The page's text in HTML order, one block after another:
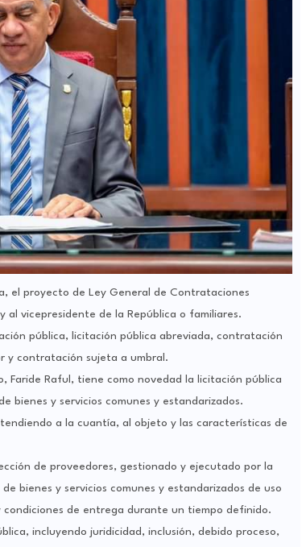
el proyecto de Ley General de Contrataciones
al vicepresidente de la República o familiares.
pública, licitación pública abreviada, contratación
y contratación sujeta a umbral.
Faride Raful, tiene como novedad la licitación pública
bienes y servicios comunes y estandarizados.
a la cuantía, al objeto y las características de
de proveedores, gestionado y ejecutado por la
bienes y servicios comunes y estandarizados de uso
de entrega durante un tiempo definido.
incluyendo juridicidad, inclusión, debido proceso,